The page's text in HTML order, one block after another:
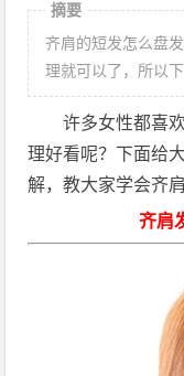
摘要
齐肩的短发怎么盘
理就可以了，所以
许多女性都喜
理好看呢？下面给
解，教大家学会齐
齐肩